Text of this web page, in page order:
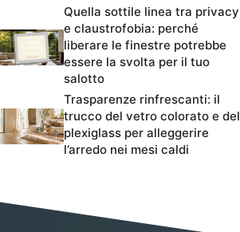
Quella sottile linea tra privacy
e claustrofobia: perché
liberare le finestre potrebbe
essere la svolta per il tuo
salotto
Trasparenze rinfrescanti: il
trucco del vetro colorato e del
plexiglass per alleggerire
l’arredo nei mesi caldi